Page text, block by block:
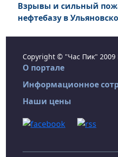
Взрывы и сильный
нефтебазу в
Copyright © "Час Пик"
О портале
Информационное
Наши цены